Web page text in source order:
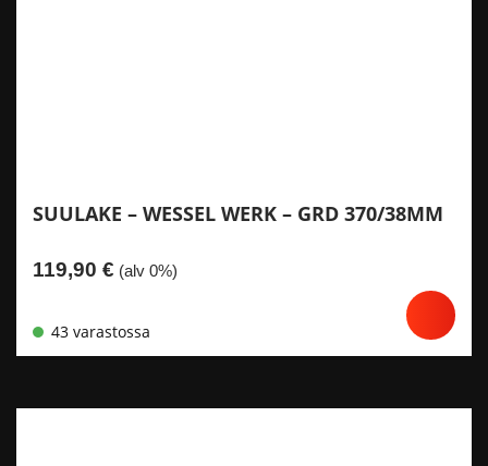
SUULAKE – WESSEL WERK – GRD 370/38MM
119,90 € (alv 0%)
43 varastossa